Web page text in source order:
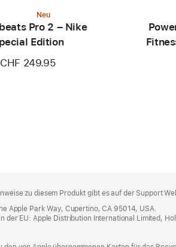
Neu
Pro 2 – Nike
Edition
CHF 249.95
zu diesem Produkt gibt es auf der Support
Apple Park Way, Cupertino, CA 95014, USA.
der EU: Apple Distribution International Limited,